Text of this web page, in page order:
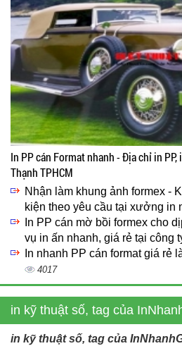
In PP cán Format nhanh - Địa chỉ in
Thạnh TPHCM
Nhận làm khung ảnh formex -
kiện theo yêu cầu tại xưởng in
In PP cán mờ bồi formex cho
vụ in ấn nhanh, giá rẻ tại công
In nhanh PP cán format giá rẻ
4017
in kỹ thuật số, tag của
in kỹ thuật số, tag của